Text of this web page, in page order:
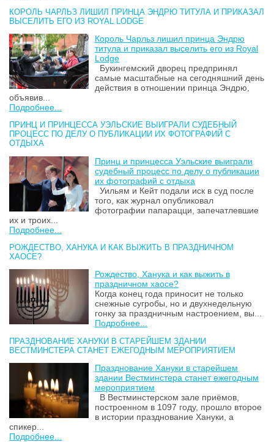
КОРОЛЬ ЧАРЛЬЗ ЛИШИЛ ПРИНЦА ЭНДРЮ ТИТУЛА И ПРИКАЗАЛ
ВЫСЕЛИТЬ ЕГО ИЗ ROYAL LODGE
Король Чарльз лишил принца Эндрю
титула и приказал выселить его из Royal
Lodge
Букингемский дворец предпринял
самые масштабные на сегодняшний день
действия в отношении принца Эндрю,
объявив...
Подробнее...
ПРИНЦ И ПРИНЦЕССА УЭЛЬСКИЕ ВЫИГРАЛИ СУДЕБНЫЙ
ПРОЦЕСС ПО ДЕЛУ О ПУБЛИКАЦИИ ИХ ФОТОГРАФИЙ С
ОТДЫХА
Принц и принцесса Уэльские выиграли
судебный процесс по делу о публикации
их фотографий с отдыха
Уильям и Кейт подали иск в суд после
того, как журнал опубликовал
фотографии папарацци, запечатлевшие
их и троих...
Подробнее...
РОЖДЕСТВО, ХАНУКА И КАК ВЫЖИТЬ В ПРАЗДНИЧНОМ
ХАОСЕ?
Рождество, Ханука и как выжить в
праздничном хаосе?
Когда конец года приносит не только
снежные сугробы, но и двухнедельную
гонку за праздничным настроением, вы...
Подробнее...
ПРАЗДНОВАНИЕ ХАНУКИ В СТАРЕЙШЕМ ЗДАНИИ
ВЕСТМИНСТЕРА СТАНЕТ ЕЖЕГОДНЫМ МЕРОПРИЯТИЕМ
Празднование Хануки в старейшем
здании Вестминстера станет ежегодным
мероприятием
В Вестминстерском зале приёмов,
построенном в 1097 году, прошло второе
в истории празднование Хануки, а
спикер...
Подробнее...